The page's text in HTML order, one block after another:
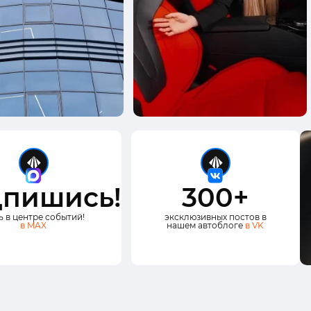
в центре событий!
в MAX
300+
эксклюзивных постов в
нашем автоблоге в VK